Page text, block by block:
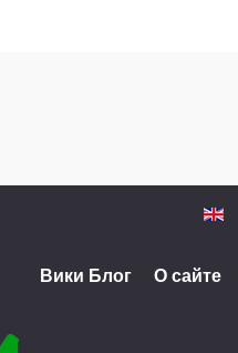
Вики Блог О сайте